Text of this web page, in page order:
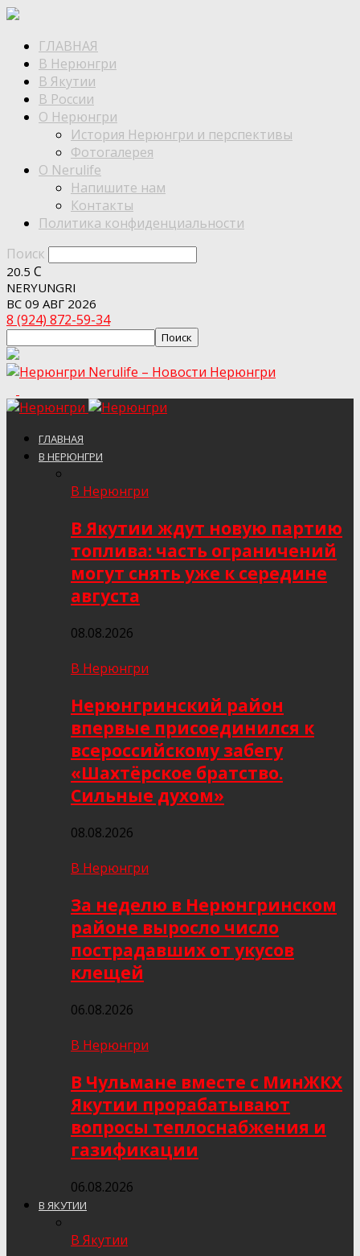
ГЛАВНАЯ
В Нерюнгри
В Якутии
В России
О Нерюнгри
История Нерюнгри и перспективы
Фотогалерея
О Nerulife
Напишите нам
Контакты
Политика конфиденциальности
Поиск
20.5 C
NERYUNGRI
ВС 09 АВГ 2026
8 (924) 872-59-34
Nerulife – Новости Нерюнгри
ГЛАВНАЯ
В НЕРЮНГРИ
В Нерюнгри
В Якутии ждут новую партию
топлива: часть ограничений
могут снять уже к середине
августа
08.08.2026
В Нерюнгри
Нерюнгринский район
впервые присоединился к
всероссийскому забегу
«Шахтёрское братство.
Сильные духом»
08.08.2026
В Нерюнгри
За неделю в Нерюнгринском
районе выросло число
пострадавших от укусов
клещей
06.08.2026
В Нерюнгри
В Чульмане вместе с МинЖКХ
Якутии прорабатывают
вопросы теплоснабжения и
газификации
06.08.2026
В ЯКУТИИ
В Якутии